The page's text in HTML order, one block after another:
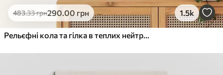
Еко-Преміум
.00грн
✓Яскраві, насичені кольори
Поверхня з текстурою полотна
483.33грн290.00 грн 1.5k
Рельєфні кола та гілка в теплих нейтральних тонах